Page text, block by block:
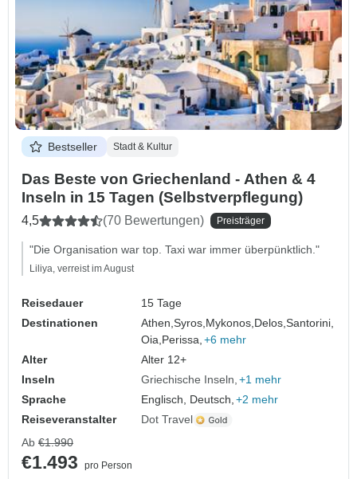
Bestseller Stadt & Kultur
Das Beste von Griechenland - Athen & 4
Inseln in 15 Tagen (Selbstverpflegung)
4,5 (70 Bewertungen) Preisträger
"Die Organisation war top. Taxi war immer überpünktlich."
Liliya, verreist im August
Reisedauer
15 Tage
Destinationen
Athen,Syros, Mykonos, Delos,Santorini,
Oia, Perissa, +6 mehr
Alter
Alter 12+
Inseln
Griechische Inseln +1 mehr
Sprache
Englisch, Deutsch, +2 mehr
Reiseveranstalter
Dot Travel
Ab €1.990
€1.493
pro Person